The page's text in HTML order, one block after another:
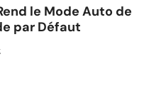
le Mode Auto de
par Défaut